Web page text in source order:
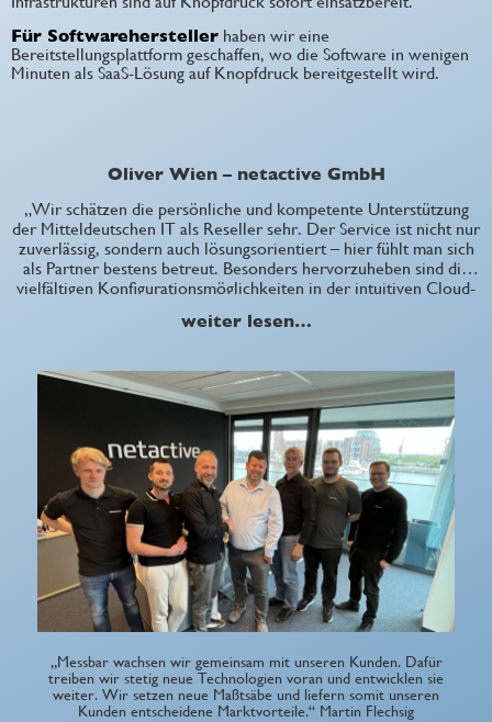
Für Softwarehersteller haben wir eine
Bereitstellungsplattform geschaffen, wo die Software in wenigen
Minuten als SaaS-Lösung auf Knopfdruck bereitgestellt wird.
Oliver Wien – netactive GmbH
„Wir schätzen die persönliche und kompetente Unterstützung
der Mitteldeutschen IT als Reseller sehr. Der Service ist nicht nur
zuverlässig, sondern auch lösungsorientiert – hier fühlt man sich
als Partner bestens betreut. Besonders hervorzuheben sind die
vielfältigen Konfigurationsmöglichkeiten in der intuitiven Cloud-
lassen. Die Preisstruktur ist attraktiv und marktgerecht, was das
flexible Verfügbarkeit der Cloud-Ressourcen überzeugt uns im
täglichen Einsatz. Klare Empfehlung!“
weiter lesen…
„Messbar wachsen wir gemeinsam mit unseren Kunden. Dafür
treiben wir stetig neue Technologien voran und entwicklen sie
weiter. Wir setzen neue Maßtsäbe und liefern somit unseren
Kunden entscheidene Marktvorteile.“ Martin Flechsig